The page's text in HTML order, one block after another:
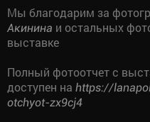
Мы благодарим за
Акинина и остальных
выставке
Полный фотоотчет с
доступен на https://
otchyot-zx9cj4